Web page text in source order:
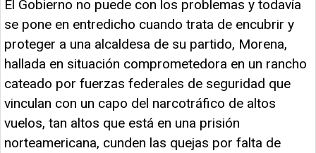
El Gobierno no puede con los problemas y todavía
se pone en entredicho cuando trata de encubrir y
proteger a una alcaldesa de su partido, Morena,
hallada en situación comprometedora en un rancho
cateado por fuerzas federales de seguridad que
vinculan con un capo del narcotráfico de altos
vuelos, tan altos que está en una prisión
norteamericana, cunden las quejas por falta de